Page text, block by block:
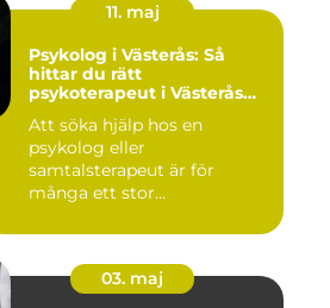
11. maj
Psykolog i Västerås: Så
hittar du rätt
psykoterapeut i Västerås
Att söka hjälp hos en
psykolog eller
samtalsterapeut är för
många ett stor...
03. maj